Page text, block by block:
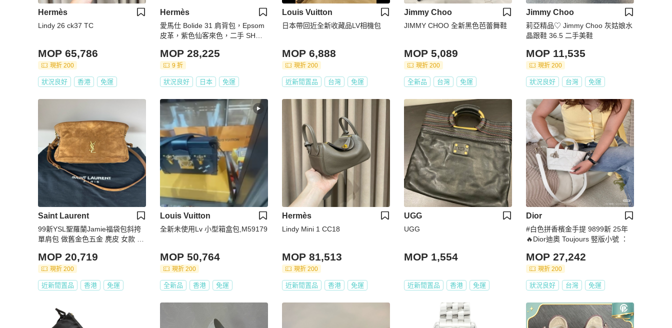
Hermès
Lindy 26 ck37 TC
MOP 65,786
現折 200
狀況良好 香港 免運
Hermès
愛馬仕 Bolide 31 肩背包，Epsom
皮革，紫色仙客來色，二手 SHW J
MOP 28,225
9 折
狀況良好 日本 免運
Louis Vuitton
日本帶回近全新收藏品LV相機包
MOP 6,888
現折 200
近新閒置品 台灣 免運
Jimmy Choo
JIMMY CHOO 全新黑色芭蕾舞鞋
MOP 5,089
現折 200
全新品 台灣 免運
Jimmy Choo
莉亞精品♡ Jimmy Choo 灰姑娘水
晶跟鞋 36.5 二手美鞋
MOP 11,535
現折 200
狀況良好 台灣 免運
Saint Laurent
99新YSL聖羅蘭Jamie福袋包斜挎
單肩包 做舊金色五金 麂皮 女款 焦
MOP 20,719
現折 200
近新閒置品 香港 免運
Louis Vuitton
全新未使用Lv 小型箱盒包,M59179
MOP 50,764
現折 200
全新品 香港 免運
Hermès
Lindy Mini 1 CC18
MOP 81,513
現折 200
近新閒置品 香港 免運
UGG
UGG
MOP 1,554
近新閒置品 香港 免運
Dior
#白色拼香檳金手提 9899新 25年
🔥Dior迪奧 Toujours 竪版小號 ：
MOP 27,242
現折 200
狀況良好 台灣 免運